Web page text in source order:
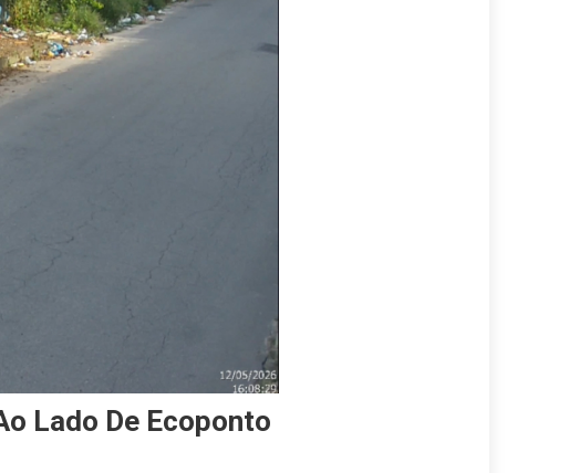
Lado De Ecoponto